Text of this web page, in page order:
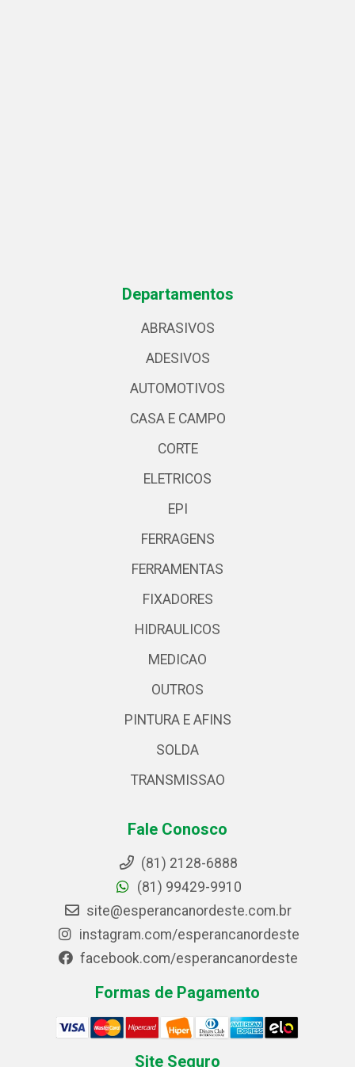
Departamentos
ABRASIVOS
ADESIVOS
AUTOMOTIVOS
CASA E CAMPO
CORTE
ELETRICOS
EPI
FERRAGENS
FERRAMENTAS
FIXADORES
HIDRAULICOS
MEDICAO
OUTROS
PINTURA E AFINS
SOLDA
TRANSMISSAO
Fale Conosco
(81) 2128-6888
(81) 99429-9910
site@esperancanordeste.com.br
instagram.com/esperancanordeste
facebook.com/esperancanordeste
Formas de Pagamento
Site Seguro